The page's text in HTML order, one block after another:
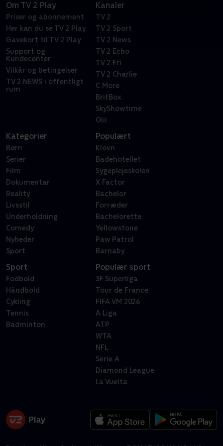
Om TV 2 Play
Priser og abonnement
Her kan du se TV 2 Play
Gavekort til TV 2 Play
Support og
Kundecenter
Vilkår og betingelser
TV 2 NEWS i offentligt
rum
Kanaler
TV 2
TV 2 Sport
TV 2 News
TV 2 Echo
TV 2 Fri
TV 2 Charlie
C More
BritBox
SkyShowtime
Oiii
Kategorier
Børn
Serier
Film
Dokumentar
Reality
Livsstil
Underholdning
Comedy
Nyheder
Sport
Populært
Klovn
Badehotellet
Sygeplejeskolen
X Factor
Bachelor
Forræder
Bachelorette
Yellowstone
Paw Patrol
Barnaby
Sport
Fodbold
Håndbold
Cykling
Tennis
Badminton
Populær sport
3F Superliga
Tour de France
FIFA VM 2026
A Liga
ATP
WTA
NFL
Serie A
Diamond League
La Vuelta